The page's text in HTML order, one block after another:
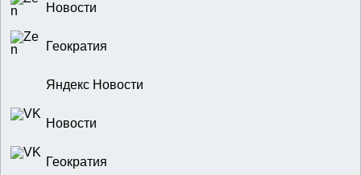
Новости
Геократия
Яндекс Новости
Новости
Геократия